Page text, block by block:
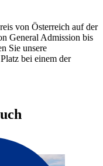
von Österreich auf der
General Admission bis
Sie unsere
bei einem der